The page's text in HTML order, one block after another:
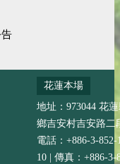
花蓮本場
地址：973044 花
鄉吉安村吉安路二
電話：+886-3-852-
10 | 傳真：+886-3-